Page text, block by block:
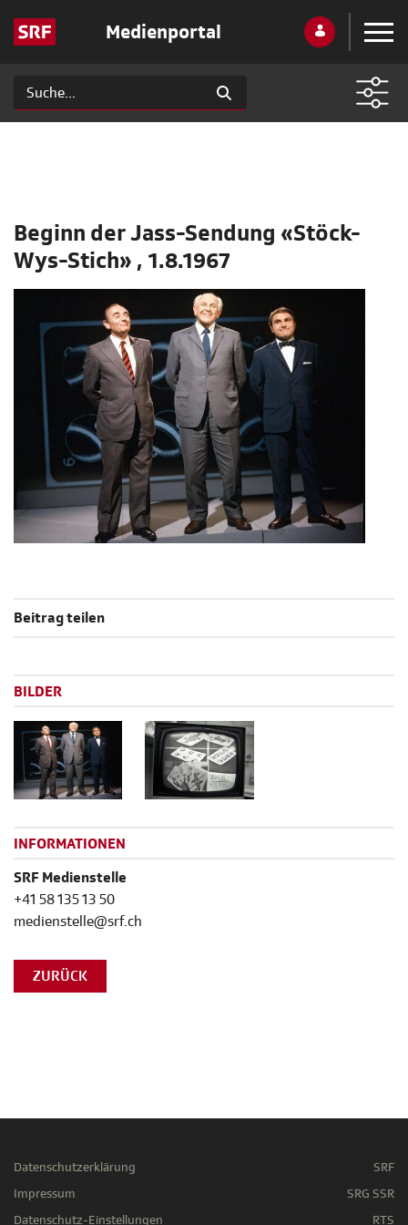
Medienportal
Beginn der Jass-Sendung «Stöck-
Wys-Stich» , 1.8.1967
Beitrag teilen
BILDER
INFORMATIONEN
SRF Medienstelle
+41 58 135 13 50
medienstelle@srf.ch
ZURÜCK
Datenschutzerklärung
Impressum
Datenschutz-Einstellungen
SRF
SRG SSR
RTS